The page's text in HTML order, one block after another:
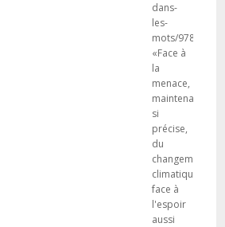
dans-
les-
mots/
«Face à
la
menace,
maintenant
si
précise,
du
changement
climatique,
face à
l'espoir
aussi